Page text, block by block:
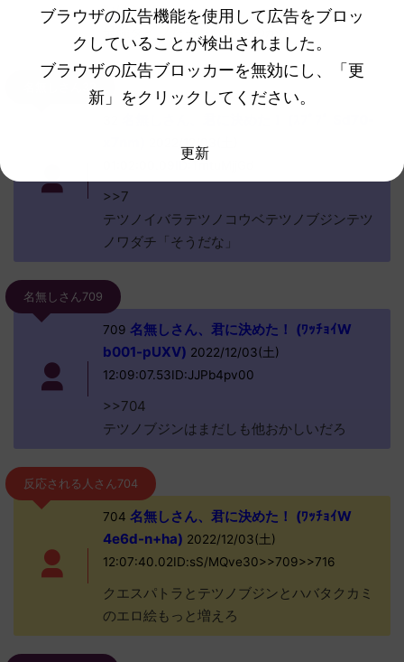
いけど
最強タイプだったりするのかな
名無しさん32
2022/12/03(土)
>>7
テツノイバラテツノコウベテツノブジンテツ
ノワダチ「そうだな」
名無しさん709
709 名無しさん、君に決めた！ (ﾜｯﾁｮｲW
b001-pUXV) 2022/12/03(土)
12:09:07.53ID:JJPb4pv00
>>704
テツノブジンはまだしも他おかしいだろ
反応される人さん704
704 名無しさん、君に決めた！ (ﾜｯﾁｮｲW
4e6d-n+ha) 2022/12/03(土)
12:07:40.02ID:sS/MQve30>>709>>716
クエスパトラとテツノブジンとハバタクカミ
のエロ絵もっと増えろ
ブラウザの広告機能を使用して広告をブロッ
クしていることが検出されました。
ブラウザの広告ブロッカーを無効にし、「更
新」をクリックしてください。
更新